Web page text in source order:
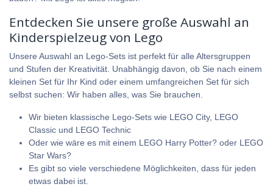
Entdecken Sie unsere große Auswahl an
Kinderspielzeug von Lego
Unsere Auswahl an Lego-Sets ist perfekt für alle Altersgruppen
und Stufen der Kreativität. Unabhängig davon, ob Sie nach einem
kleinen Set für Ihr Kind oder einem umfangreichen Set für sich
selbst suchen: Wir haben alles, was Sie brauchen.
Wir bieten klassische Lego-Sets wie LEGO City, LEGO
Classic und LEGO Technic
Oder wie wäre es mit einem LEGO Harry Potter? oder LEGO
Star Wars?
Es gibt so viele verschiedene Möglichkeiten, dass für jeden
etwas dabei ist.